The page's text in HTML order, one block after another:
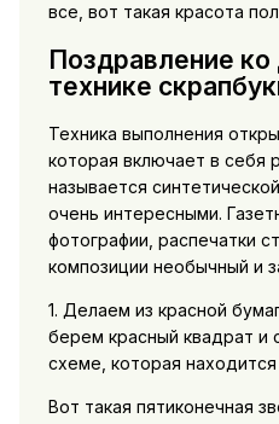
все, вот такая красота
Поздравление
технике
Техника выполнения
которая включает в себя
называется
очень интересными.
фотографии, распечатки
композиции необычный и
1. Делаем из красной
берем красный квадрат и
схеме, которая
Вот такая пятиконечная